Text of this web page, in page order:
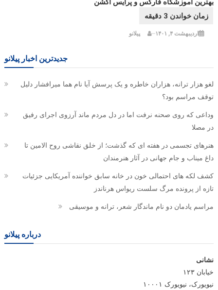
بهترین آموزشگاه فارکس و پرایس اکشن
اردیبهشت ۴, ۱۴۰۱ پیلانو
جدیدترین اخبار پیلانو
لغو هزار ترانه، هزاران خاطره و یک پرسش آیا نام هما میرافشار دلیل
توقف مراسم بود؟
وداعی که روی صحنه نرفت اما در دل مردم ماند آرزوی اجرای رفیق
در مصلا
هنرهای تجسمی در هفته ای که گذشت؛ از خلق نقاشی روح الامین تا
داغ میناب و جام جهانی در آثار هنرمندان
کشف لکه های احتمالی خون در خانه سابق خواننده آمریکایی جزئیات
تازه از پرونده مرگ سلست ریواس هرناندز
مراسم یادمان دو نام ماندگار شعر، ترانه و موسیقی
درباره پیلانو
نشانی
خیابان ۱۲۳
نیویورک، نیویورک ۱۰۰۰۱